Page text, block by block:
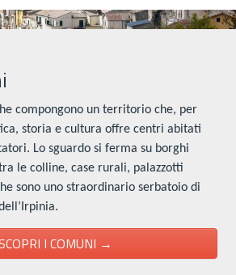
compongono un territorio che, per
storia e cultura offre centri abitati
Lo sguardo si ferma su borghi
le colline, case rurali, palazzotti
sono uno straordinario serbatoio di
I COMUNI →